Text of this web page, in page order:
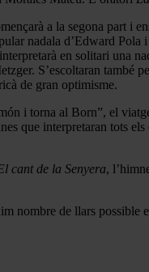
a la segona part i
nadala d’Edward Pola
en solitari una
S’escoltaran
de gran optimisme.
i torna al Born”, el
que interpretaran tots
cant de la Senyera,
nombre de llars possible